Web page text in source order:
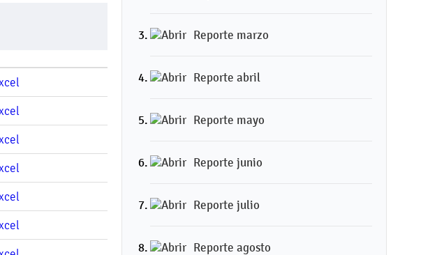
Reporte marzo
Reporte abril
Reporte mayo
Reporte junio
Reporte julio
Reporte agosto